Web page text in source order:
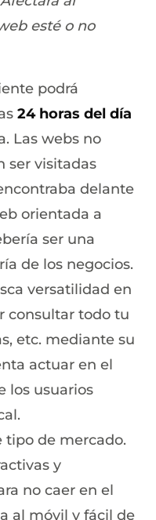
esté o no
podrá
24 horas del día
Las webs no
ser visitadas
delante
orientada a
ser una
de los negocios.
versatilidad en
consultar todo tu
etc. mediante su
actuar en el
los usuarios
tipo de mercado.
y
no caer en el
al móvil y fácil de